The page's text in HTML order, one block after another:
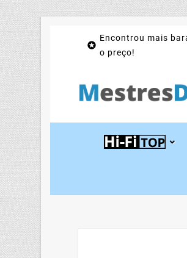

Encontrou mais
o preço!